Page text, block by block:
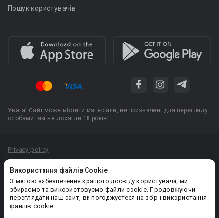
Використання файлів Cookie
З метою забезпечення кращого досвіду користувача, ми
збираємо та використовуємо файли cookie. Продовжуючи
переглядати наш сайт, ви погоджуєтеся на збір і використання
файлів cookie.
Пошук користувачів
Увага! Сайт може містити матеріали, не призначені для перегляду
особами, які не досягли 18 років!
Privacy policy
Політика конфіденційності
Правила публікації авторського контенту
PR-вiддiл: pr@booknet.com